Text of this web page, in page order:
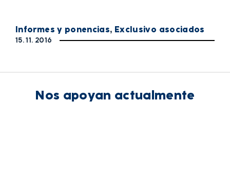
Informes y ponencias, Exclusivo asociados
15. 11. 2016
Nos apoyan actualmente